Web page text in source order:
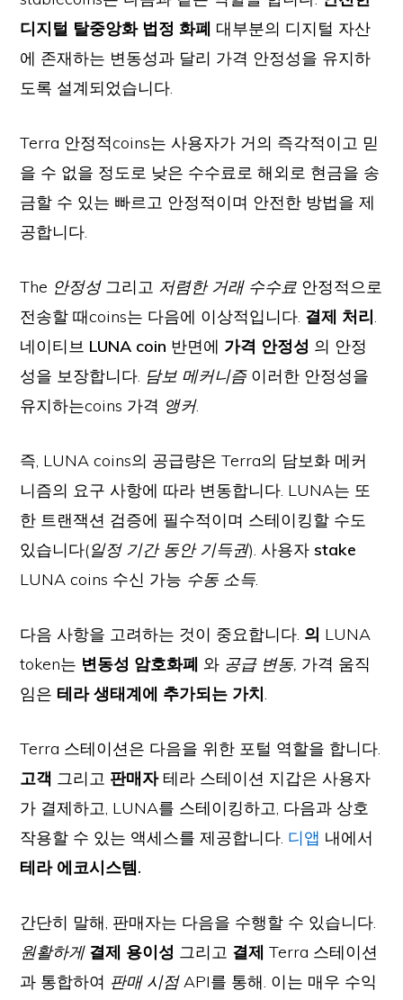
디지털 탈중앙화 법정 화폐 대부분의 디지털 자산
에 존재하는 변동성과 달리 가격 안정성을 유지하
도록 설계되었습니다.
Terra 안정적coins는 사용자가 거의 즉각적이고 믿
을 수 없을 정도로 낮은 수수료로 해외로 현금을 송
금할 수 있는 빠르고 안정적이며 안전한 방법을 제
공합니다.
The 안정성그리고 저렴한 거래 수수료 안정적으로
전송할 때coins는 다음에 이상적입니다. 결제 처리.
네이티브 LUNA coin 반면에 가격 안정성 의 안정
성을 보장합니다. 담보 메커니즘이러한 안정성을
유지하는coins 가격 앵커.
즉, LUNA coins의 공급량은 Terra의 담보화 메커
니즘의 요구 사항에 따라 변동합니다. LUNA는 또
한 트랜잭션 검증에 필수적이며 스테이킹할 수도
있습니다(일정 기간 동안 기득권). 사용자 stake
LUNA coins 수신 가능 수동 소득.
다음 사항을 고려하는 것이 중요합니다. 의 LUNA
token는 변동성 암호화폐 와 공급 변동, 가격 움직
임은 테라 생태계에 추가되는 가치.
Terra 스테이션은 다음을 위한 포털 역할을 합니다.
고객 그리고 판매자테라 스테이션 지갑은 사용자
가 결제하고, LUNA를 스테이킹하고, 다음과 상호
작용할 수 있는 액세스를 제공합니다. 디앱 내에서
테라 에코시스템.
간단히 말해, 판매자는 다음을 수행할 수 있습니다.
원활하게 결제 용이성 그리고 결제 Terra 스테이션
과 통합하여 판매 시점API를 통해. 이는 매우 수익